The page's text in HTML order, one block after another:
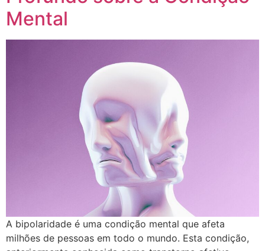
Mental
A bipolaridade é uma condição mental que afeta
milhões de pessoas em todo o mundo. Esta condição,